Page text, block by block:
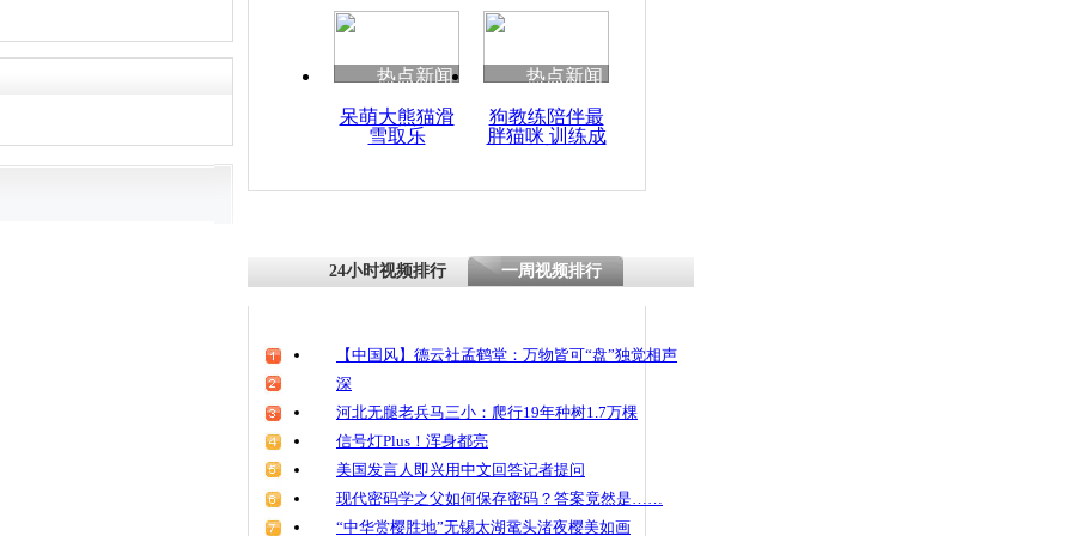
热点新闻
呆萌大熊猫滑
雪取乐
热点新闻
狗教练陪伴最
胖猫咪 训练成
24小时视频排行 一周视频排行
【中国风】德云社孟鹤堂：万物皆可“盘”独觉相声
深
河北无腿老兵马三小：爬行19年种树1.7万棵
信号灯Plus！浑身都亮
美国发言人即兴用中文回答记者提问
现代密码学之父如何保存密码？答案竟然是……
“中华赏樱胜地”无锡太湖鼋头渚夜樱美如画